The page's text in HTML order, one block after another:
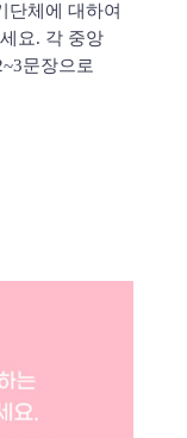
단체에 대하여
요. 각 중앙
문장으로